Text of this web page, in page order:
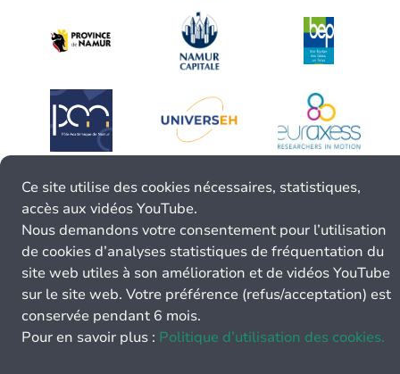
Ce site utilise des cookies nécessaires, statistiques,
accès aux vidéos YouTube.
Nous demandons votre consentement pour l’utilisation
de cookies d’analyses statistiques de fréquentation du
site web utiles à son amélioration et de vidéos YouTube
sur le site web. Votre préférence (refus/acceptation) est
conservée pendant 6 mois.
Pour en savoir plus : Politique d’utilisation des cookies.